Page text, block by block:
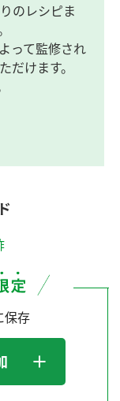
のレシピま
って監修され
だけます。
保存